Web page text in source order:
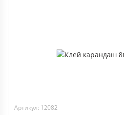
Артикул: 12082